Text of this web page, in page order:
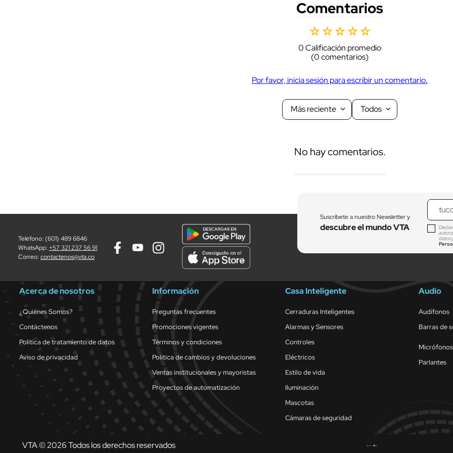
Comentarios
☆☆☆☆☆
0 Calificación promedio
(0 comentarios)
Por favor, inicia sesión para escribir un comentario.
Más reciente Todos
No hay comentarios.
Teléfono: (601) 489 6846
WhatsApp: +57 321 237 56 91
Correo: contactenos@vta.co
Suscríbete a nuestro Newsletter y
descubre el mundo VTA
datos
Acerca de nosotros
¿Quiénes Somos?
Contáctenos
Política de tratamiento de datos
Aviso de privacidad
Información
Preguntas frecuentes
Promociones vigentes
Términos y condiciones
Política de cambios y devoluciones
Ventas institucionales y mayoristas
Proyectos de automatización
Casa Inteligente
Cerraduras Inteligentes
Alarmas y Sensores
Controles
Eléctricos
Estilo de vida
Iluminación
Mascotas
Cámaras de seguridad
Audio
Audífonos
Barras de
Micrófonos
Parlantes
VTA © 2026 Todos los derechos reservados